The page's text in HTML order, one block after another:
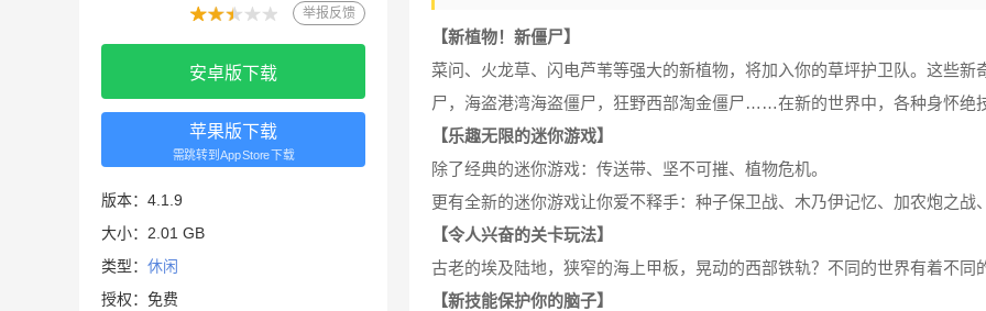
举报反馈
安卓版下载
苹果版下载
需跳转到AppStore下载
版本：4.1.9
大小：2.01 GB
类型： 休闲
授权：免费
【新植物！新僵尸】
菜问、火龙草、闪电芦苇等强大的新植物，将加入你的草坪护卫队。这些
尸，海盗港湾海盗僵尸，狂野西部淘金僵尸……在新的世界中，各种身怀绝
【乐趣无限的迷你游戏】
除了经典的迷你游戏：传送带、坚不可摧、植物危机。
更有全新的迷你游戏让你爱不释手：种子保卫战、木乃伊记忆、加农炮之战
【令人兴奋的关卡玩法】
古老的埃及陆地，狭窄的海上甲板，晃动的西部铁轨？不同的世界有着不
【新技能保护你的脑子】